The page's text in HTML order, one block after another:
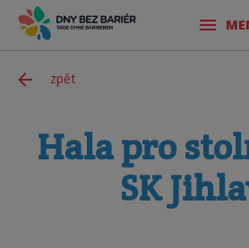
zpět
Hala pro
SK